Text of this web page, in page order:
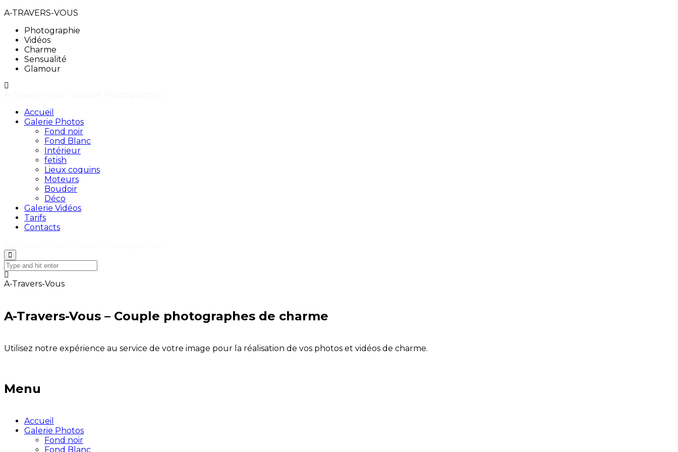
A-TRAVERS-VOUS
Photographie
Vidéos
Charme
Sensualité
Glamour
Accueil
Galerie Photos
Fond noir
Fond Blanc
Intérieur
fetish
Lieux coquins
Moteurs
Boudoir
Déco
Galerie Vidéos
Tarifs
Contacts
A-Travers-Vous
A-Travers-Vous – Couple photographes de charme
Utilisez notre expérience au service de votre image pour la réalisation de vos photos et vidéos de charme.
Menu
Accueil
Galerie Photos
Fond noir
Fond Blanc